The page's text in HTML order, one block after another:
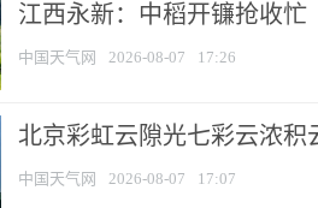
江西永新：中稻开镰抢收忙
中国天气网 2026-08-07 17:26
北京彩虹云隙光七彩云浓积
中国天气网 2026-08-07 17:07